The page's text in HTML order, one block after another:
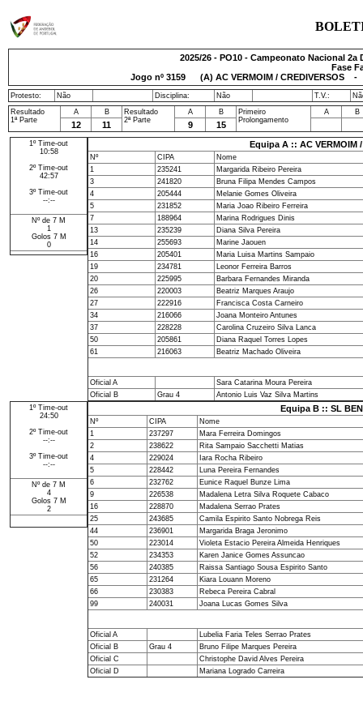
2025/26 - PO10 - Campeonato Nacional
Fase
Jogo nº 3159 (A) AC VERMOIM / CREDIVERSOS -
Protesto: Não Disciplina: Não T.V.:
Resultado
1ª Parte
A B
Resultado
2ª Parte
A B
Primeiro
Prolongamento
A B
12 11 9 15
1º Time-out
10:58
2º Time-out
42:57
3º Time-out
--:--
Nº de 7 M
1
Golos 7 M
0
Equipa A :: AC VERMOIM /
Nº CIPA
Nome
1
235241
Margarida Ribeiro Pereira
3
241820
Bruna Filipa Mendes Campos
4
205444
Melanie Gomes Oliveira
5
231852
Maria Joao Ribeiro Ferreira
7
188964
Marina Rodrigues Dinis
13
235239
Diana Silva Pereira
14
255693
Marine Jaouen
16
205401
Maria Luisa Martins Sampaio
19
234781
Leonor Ferreira Barros
20
225995
Barbara Fernandes Miranda
26
220003
Beatriz Marques Araujo
27
222916
Francisca Costa Carneiro
34
216066
Joana Monteiro Antunes
37
228228
Carolina Cruzeiro Silva Lanca
50
205861
Diana Raquel Torres Lopes
61
216063 Beatriz Machado Oliveira
Oficial A
Sara Catarina Moura Pereira
Oficial B
Grau 4
Antonio Luis Vaz Silva Martins
1º Time-out
24:50
2º Time-out
--:--
3º Time-out
--:--
Nº de 7 M
4
Golos 7 M
2
Equipa B :: SL
Nº CIPA
Nome
1
237297
Mara Ferreira Domingos
2
238622
Rita Sampaio Sacchetti Matias
4
229024
Iara Rocha Ribeiro
5
228442
Luna Pereira Fernandes
6
232762
Eunice Raquel Bunze Lima
9
226538
Madalena Letra Silva Roquete Cabaco
16
228870
Madalena Serrao Prates
25
243685
Camila Espirito Santo Nobrega Reis
44
236901
Margarida Braga Jeronimo
50
223014
Violeta Estacio Pereira Almeida Henriques
52
234353
Karen Janice Gomes Assuncao
56
240385
Raissa Santiago Sousa Espirito Santo
65
231264
Kiara Louann Moreno
66
230383
Rebeca Pereira Cabral
99
240031 Joana Lucas Gomes Silva
Oficial A
Lubelia Faria Teles Serrao Prates
Oficial B
Grau 4
Bruno Filipe Marques Pereira
Oficial C
Christophe David Alves Pereira
Oficial D
Mariana Logrado Carreira